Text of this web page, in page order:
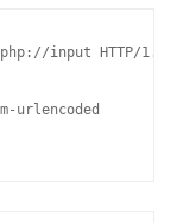
input HTTP/1.0
urlencoded